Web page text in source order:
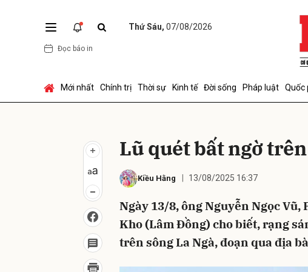
Thứ Sáu, 07/08/2026
Đọc báo in
Mới nhất Chính trị Thời sự Kinh tế Đời sống Pháp luật Quốc
Lũ quét bất ngờ
Kiều Hằng 13/08/2025 16:37
Ngày 13/8, ông Nguyễn Ngọc Vũ,
Kho (Lâm Đồng) cho biết, rạng
trên sông La Ngà, đoạn qua địa
Gửi bình